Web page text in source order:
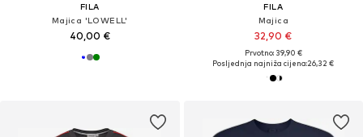
FILA
Majica 'LOWELL'
40,00 €
FILA
Majica
32,90 €
Prvotno: 39,90 €
Posljednja najniža cijena:26,32 €